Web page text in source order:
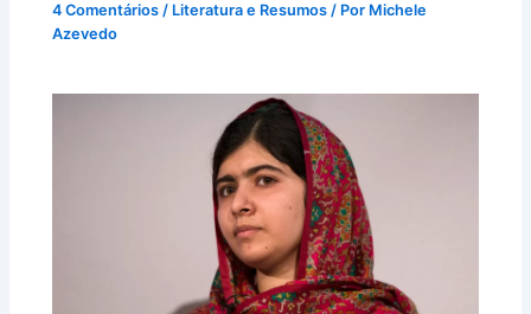
4 Comentários / Literatura e Resumos / Por Michele
Azevedo